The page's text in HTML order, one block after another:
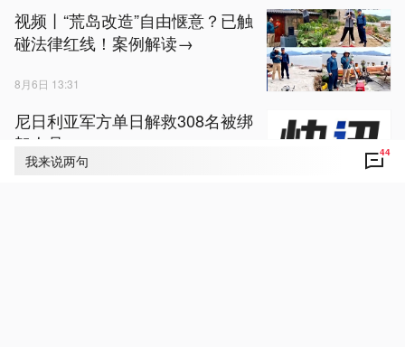
我来说两句 44
视频丨“荒岛改造”自由惬意？已触
碰法律红线！案例解读→
8月6日 13:31
尼日利亚军方单日解救308名被绑
架人员